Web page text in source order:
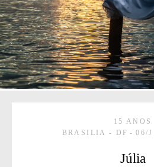
15 ANOS
BRASILIA - DF
06/
Júlia